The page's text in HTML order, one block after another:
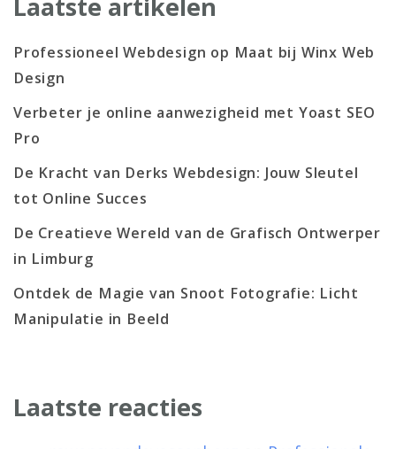
Laatste artikelen
Professioneel Webdesign op Maat bij Winx Web
Design
Verbeter je online aanwezigheid met Yoast SEO
Pro
De Kracht van Derks Webdesign: Jouw Sleutel
tot Online Succes
De Creatieve Wereld van de Grafisch Ontwerper
in Limburg
Ontdek de Magie van Snoot Fotografie: Licht
Manipulatie in Beeld
Laatste reacties